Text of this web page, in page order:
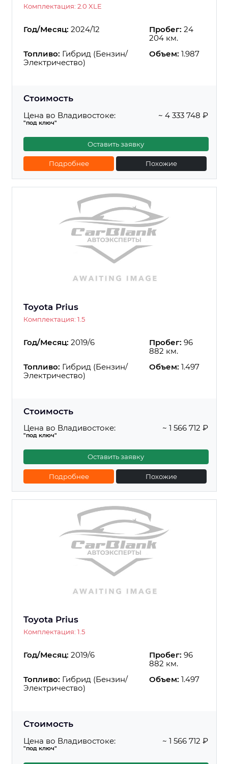
Комплектация: 2.0 XLE
Год/Месяц: 2024/12 Пробег: 24
204 км.
Топливо: Гибрид (Бензин/
Электричество)
Объем: 1.987
Стоимость
Цена во Владивостоке:
"под ключ"
~ 4 333 748 ₽
Оставить заявку
Подробнее Похожие
Toyota Prius
Комплектация: 1.5
Год/Месяц: 2019/6 Пробег: 96
882 км.
Топливо: Гибрид (Бензин/
Электричество)
Объем: 1.497
Стоимость
Цена во Владивостоке:
"под ключ"
~ 1 566 712 ₽
Оставить заявку
Подробнее Похожие
Toyota Prius
Комплектация: 1.5
Год/Месяц: 2019/6 Пробег: 96
882 км.
Топливо: Гибрид (Бензин/
Электричество)
Объем: 1.497
Стоимость
Цена во Владивостоке:
"под ключ"
~ 1 566 712 ₽